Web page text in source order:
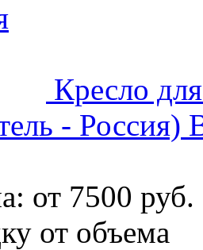
Кресло
- Россия)
от 7500 руб.
от объема